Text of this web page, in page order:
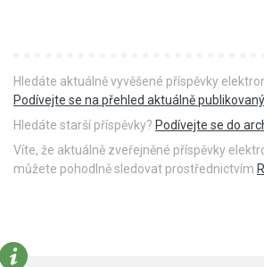
Hledáte aktuálně vyvěšené příspěvky
Podívejte se na přehled aktuálně
Hledáte starší příspěvky? Podívejte se do
Víte, že aktuálně zveřejněné příspěvky
můžete pohodlně sledovat prostřednictvím